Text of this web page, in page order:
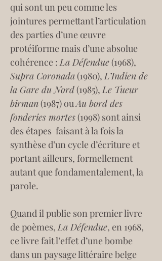
qui sont un peu comme les
jointures permettant l’articulation
des parties d’une œuvre
protéiforme mais d’une absolue
cohérence : La Défendue (1968),
Supra Coronada (1980), L’Indien de
la Gare du Nord (1985), Le Tueur
birman (1987) ou Au bord des
fonderies mortes (1998) sont ainsi
des étapes  faisant à la fois la
synthèse d’un cycle d’écriture et
portant ailleurs, formellement
autant que fondamentalement, la
parole.
Quand il publie son premier livre
de poèmes, La Défendue, en 1968,
ce livre fait l’effet d’une bombe
dans un paysage littéraire belge